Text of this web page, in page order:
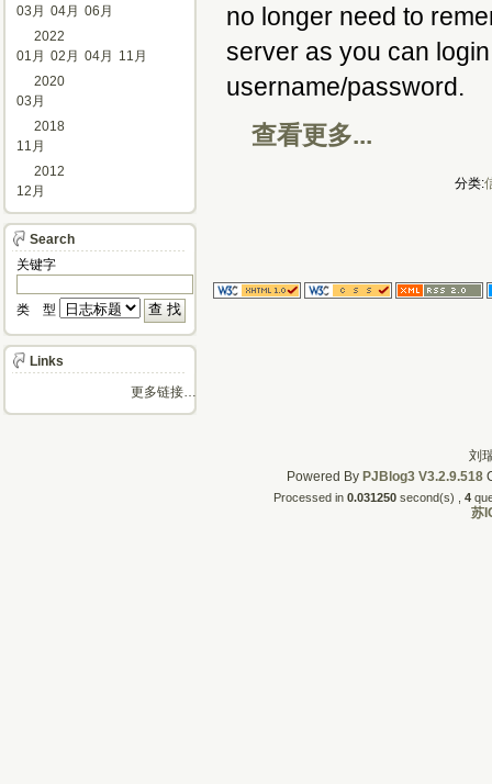
no longer need to
server as you can
username/password.
查看更多...
分类:
03月 04月 06月
2022
01月 02月 04月
11月
2020
03月
2018
11月
2012
12月
Search
关键字
类 型
Links
更多链接…
刘
Powered By PJBlog3 V3.2.9.518
Processed in 0.031250second(s) , 4
苏